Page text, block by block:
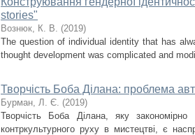
stories"
Вознюк, К. В. (2019)
The question of individual identity that has
thought development was complicated and
Творчість Боба Ділана: проблема
Бурман, Л. Є. (2019)
Творчість Боба Ділана, яку
контркультурного руху в мистецтві, є